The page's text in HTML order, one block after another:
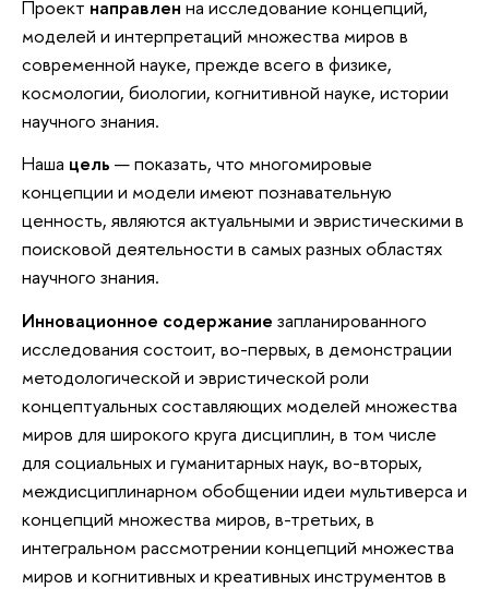
Проект направлен на исследование концепций,
моделей и интерпретаций множества миров в
современной науке, прежде всего в физике,
космологии, биологии, когнитивной науке, истории
научного знания.
Наша цель — показать, что многомировые
концепции и модели имеют познавательную
ценность, являются актуальными и эвристическими в
поисковой деятельности в самых разных областях
научного знания.
Инновационное содержание запланированного
исследования состоит, во-первых, в демонстрации
методологической и эвристической роли
концептуальных составляющих моделей множества
миров для широкого круга дисциплин, в том числе
для социальных и гуманитарных наук, во-вторых,
междисциплинарном обобщении идеи мультиверса и
концепций множества миров, в-третьих, в
интегральном рассмотрении концепций множества
миров и когнитивных и креативных инструментов в